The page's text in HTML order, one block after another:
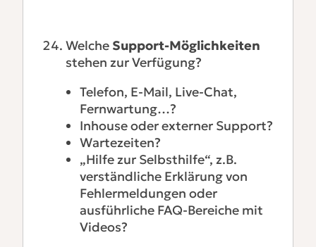
Welche Support-Möglichkeiten
stehen zur Verfügung?
Telefon, E-Mail, Live-Chat,
Fernwartung…?
Inhouse oder externer Support?
Wartezeiten?
„Hilfe zur Selbsthilfe“, z.B.
verständliche Erklärung von
Fehlermeldungen oder
ausführliche FAQ-Bereiche mit
Videos?